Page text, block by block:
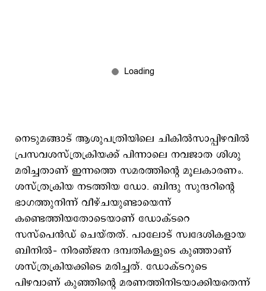
നെടുമങ്ങാട് ആശുപത്രിയിലെ ചികില്‍സാപ്പിഴവില്‍
പ്രസവശസ്ത്രക്രിയക്ക് പിന്നാലെ നവജാത ശിശു
മരിച്ചതാണ് ഇന്നത്തെ സമരത്തിന്‍റെ മൂലകാരണം.
ശസ്ത്രക്രിയ നടത്തിയ ഡോ. ബിന്ദു സുന്ദറിന്‍റെ
ഭാഗത്തുനിന്ന് വീഴ്ചയുണ്ടായെന്ന്
കണ്ടെത്തിയതോടെയാണ് ഡോക്ടറെ
സസ്പെന്‍ഡ് ചെയ്തത്. പാലോട് സ്വദേശികളായ
ബിനില്‍– നിരഞ്ജന ദമ്പതികളുടെ കുഞ്ഞാണ്
ശസ്ത്രക്രിയക്കിടെ മരിച്ചത്. ഡോക്ടറുടെ
പിഴവാണ് കുഞ്ഞിന്റെ മരണത്തിനിടയാക്കിയതെന്ന്